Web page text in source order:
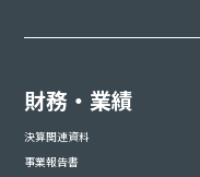
財務・業績
決算関連資料
事業報告書